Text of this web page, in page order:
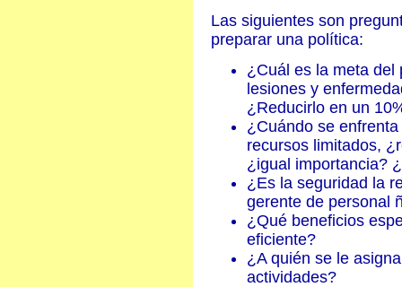
Las siguientes son
preparar una política:
¿Cuál es la meta del
lesiones y
¿Reducirlo en un
¿Cuándo se
recursos limitados,
¿igual importancia?
¿Es la seguridad la
gerente de personal
¿Qué beneficios
eficiente?
¿A quién se le
actividades?